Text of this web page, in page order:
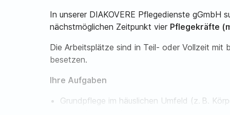
In unserer DIAKOVERE Pflegedienste gGmbH
nächstmöglichen Zeitpunkt vier Pflegekräfte
Die Arbeitsplätze sind in Teil- oder Vollzeit
besetzen.
Ihre Aufgaben
Grundpflege im häuslichen Umfeld (z. B.